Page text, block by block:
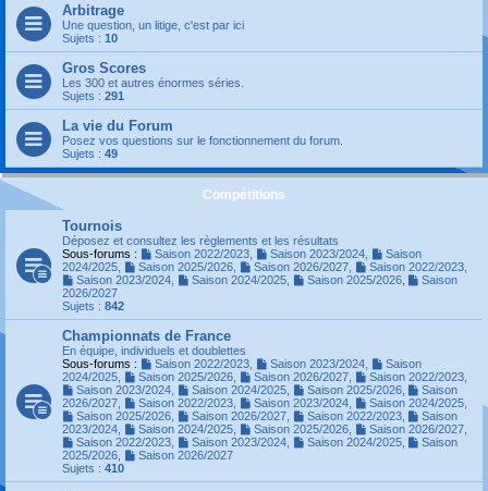
Arbitrage
Une question, un litige, c'est par ici
Sujets : 10
Gros Scores
Les 300 et autres énormes séries.
Sujets : 291
La vie du Forum
Posez vos questions sur le fonctionnement du forum.
Sujets : 49
Compétitions
Tournois
Déposez et consultez les règlements et les résultats
Sous-forums :
Saison 2022/2023, Saison 2023/2024,
Saison
2024/2025
Saison 2025/2026, Saison 2026/2027, Saison 2022/2023,
Saison 2023/2024, Saison 2024/2025, Saison 2025/2026,
Saison
2026/2027
Sujets : 842
Championnats de France
En équipe, individuels et doublettes
Sous-forums :
Saison 2022/2023, Saison 2023/2024,
Saison
2024/2025
Saison 2025/2026, Saison 2026/2027, Saison 2022/2023,
Saison 2023/2024, Saison 2024/2025, Saison 2025/2026,
Saison
2026/2027
Saison 2022/2023, Saison 2023/2024, Saison 2024/2025,
Saison 2025/2026, Saison 2026/2027, Saison 2022/2023,
Saison
2023/2024
Saison 2024/2025, Saison 2025/2026, Saison 2026/2027,
Saison 2022/2023, Saison 2023/2024, Saison 2024/2025,
Saison
2025/2026
Saison 2026/2027
Sujets : 410